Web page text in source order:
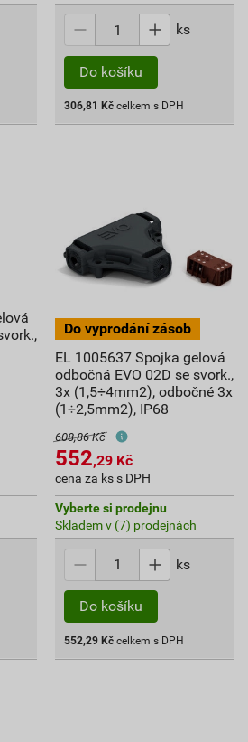
ks
Do košíku
306,81 Kč celkem s DPH
EL 1005637 Spojka gelová
odbočná EVO 02D se svork.,
3x (1,5÷4mm2), odbočné 3x
(1÷2,5mm2), IP68
608,86 Kč
552,29 Kč
cena za ks s DPH
Vyberte si prodejnu
Skladem v (7) prodejnách
ks
Do košíku
552,29 Kč celkem s DPH